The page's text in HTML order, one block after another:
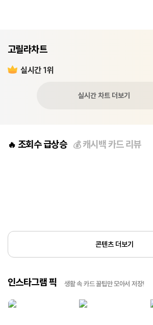
고릴라차트
실시간 1위
실시간 차트 더보기
🔥 조회수 급상승 💰캐시백 카드 리뷰
콘텐츠 더보기
인스타그램 픽 생활 속 카드 꿀팁만 모아서 저장!